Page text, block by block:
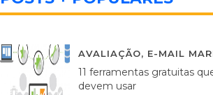
AVALIAÇÃO, E-MAIL
11 ferramentas gratuitas
devem usar